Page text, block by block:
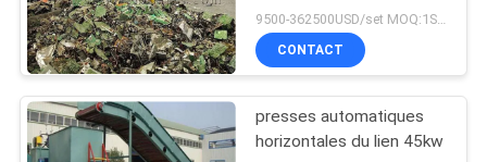
CONTACT
presses automatiques
horizontales du lien 45kw